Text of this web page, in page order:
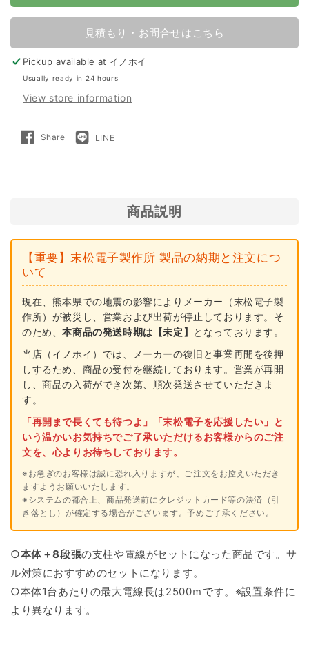
り】
松
電
製
所
20
サ
ル
対
策
り】
末
松
電
製
所
20
サ
対
策
見積もり・お問合せはこちら
Pickup available at イノホイ
Usually ready in 24 hours
View store information
ShareShare
LINELINE
で
商品説明
【重要】末松電子製作所 製品の納期と注文につ
いて
現在、熊本県での地震の影響によりメーカー（末松電子製
作所）が被災し、営業および出荷が停止しております。そ
のため、本商品の発送時期は【未定】
となっております。
当店（イノホイ）では、メーカーの復旧と事業再開を後押
しするため、商品の受付を継続しております。営業が再開
し、商品の入荷ができ次第、順次発送させていただきま
す。
「再開まで長くても待つよ」「末松電子を応援したい」と
いう温かいお気持ちでご了承いただけるお客様からのご注
文を、心よりお待ちしております。
※お急ぎのお客様は誠に恐れ入りますが、ご注文をお控えいただき
ますようお願いいたします。
※システムの都合上、商品発送前にクレジットカード等の決済（引
き落とし）が確定する場合がございます。予めご了承ください。
○本体＋8段張の支柱や電線がセットになった商品です。 サ
ル対策におすすめのセットになります。
○本体1台あたりの最大電線長は2500ｍです。※設置条件に
より異なります。